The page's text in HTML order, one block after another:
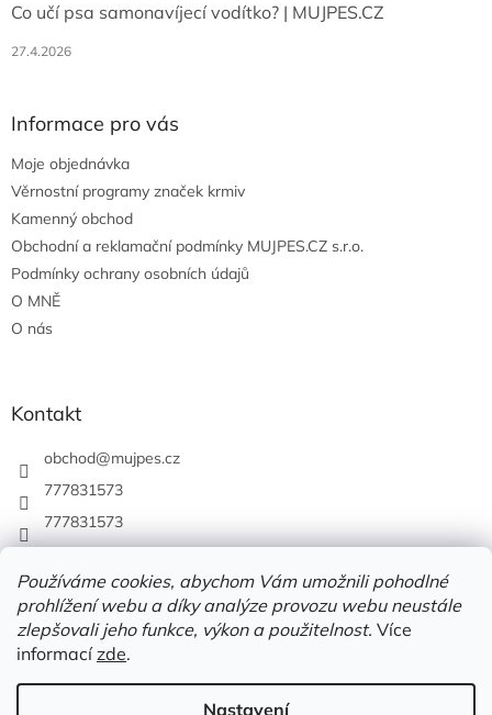
Používáme cookies, abychom Vám umožnili pohodlné
prohlížení webu a díky analýze provozu webu neustále
zlepšovali jeho funkce, výkon a použitelnost. Více
informacízde.
Nastavení
Co učí psa samonavíjecí vodítko? | MUJPES.CZ
27.4.2026
Informace pro vás
Moje objednávka
Věrnostní programy značek krmiv
Kamenný obchod
Obchodní a reklamační podmínky MUJPES.CZ s.r.o.
Podmínky ochrany osobních údajů
O MNĚ
O nás
Kontakt
obchod@mujpes.cz
777831573
777831573